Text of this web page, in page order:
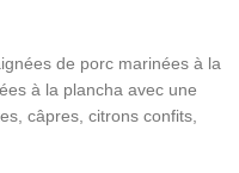
de porc marinées à la
à la plancha avec une
câpres, citrons confits,